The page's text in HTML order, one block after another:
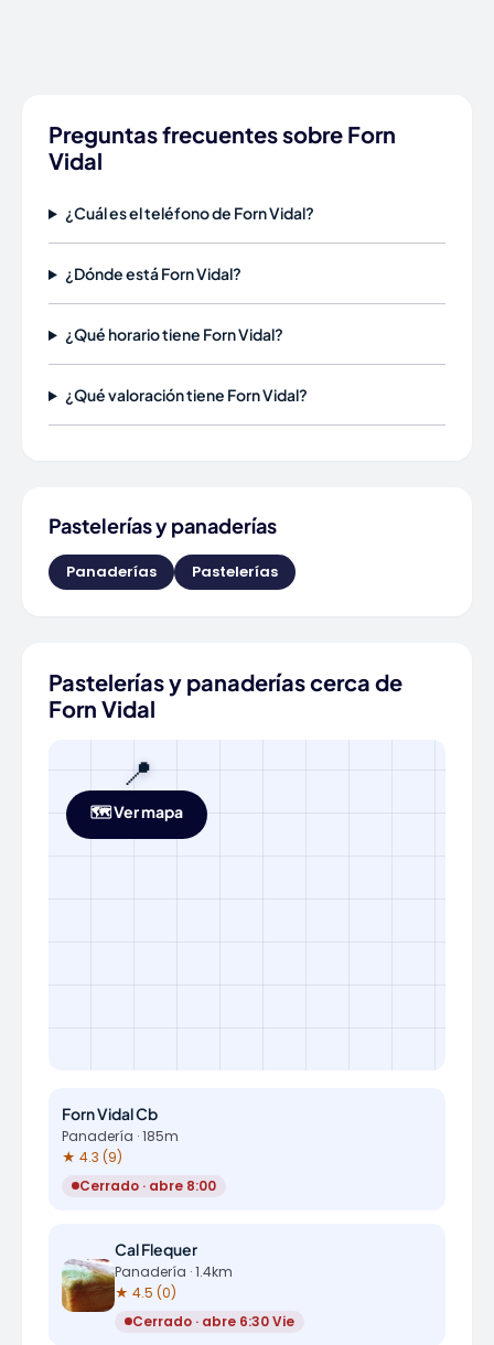
Preguntas frecuentes sobre Forn
Vidal
¿Cuál es el teléfono de Forn Vidal?
¿Dónde está Forn Vidal?
¿Qué horario tiene Forn Vidal?
¿Qué valoración tiene Forn Vidal?
Pastelerías y panaderías
Panaderías Pastelerías
Pastelerías y panaderías cerca de
Forn Vidal
📍
🗺️ Ver mapa
Forn Vidal Cb
Panadería · 185m
★ 4.3 (9)
Cerrado · abre 8:00
Cal Flequer
Panadería · 1.4km
★ 4.5 (0)
Cerrado · abre 6:30 Vie